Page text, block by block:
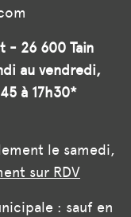
- 26 600 Tain
au vendredi,
à 17h30*
le samedi,
sur RDV
: sauf en